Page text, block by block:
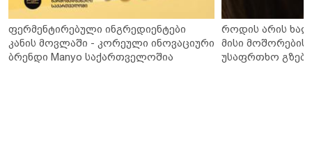
ფერმენტირებული ინგრედიენტები
კანის მოვლაში - კორეული ინოვაციური
ბრენდი Manyo საქართველოშია
როდის არის
მისი მოშორების
უსაფრთხო გზები